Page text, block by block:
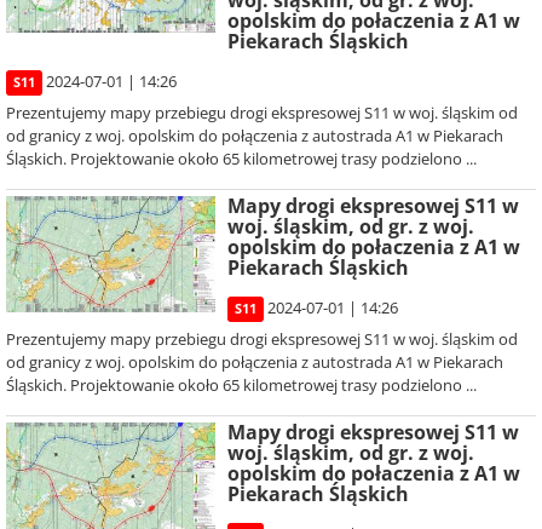
opolskim do połaczenia z A1 w
Piekarach Śląskich
S11
2024-07-01 | 14:26
Prezentujemy mapy przebiegu drogi ekspresowej S11 w woj. śląskim od
od granicy z woj. opolskim do połączenia z autostrada A1 w Piekarach
Śląskich. Projektowanie około 65 kilometrowej trasy podzielono ...
Mapy drogi ekspresowej S11 w
woj. śląskim, od gr. z woj.
opolskim do połaczenia z A1 w
Piekarach Śląskich
S11
2024-07-01 | 14:26
Prezentujemy mapy przebiegu drogi ekspresowej S11 w woj. śląskim od
od granicy z woj. opolskim do połączenia z autostrada A1 w Piekarach
Śląskich. Projektowanie około 65 kilometrowej trasy podzielono ...
Mapy drogi ekspresowej S11 w
woj. śląskim, od gr. z woj.
opolskim do połaczenia z A1 w
Piekarach Śląskich